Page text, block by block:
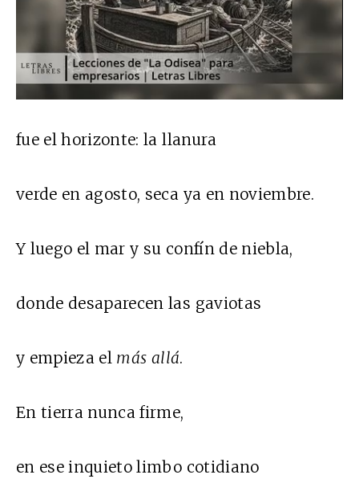
fue el horizonte: la llanura
verde en agosto, seca ya en noviembre.
Y luego el mar y su confín de niebla,
donde desaparecen las gaviotas
y empieza el más allá.
En tierra nunca firme,
en ese inquieto limbo cotidiano